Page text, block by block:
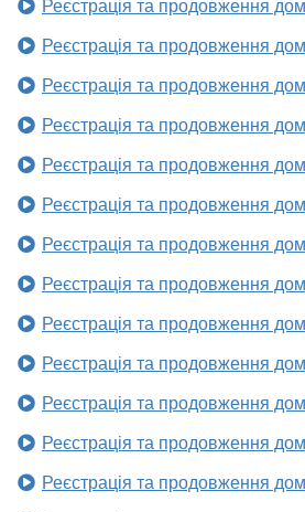
Реєстрація та продовження
Реєстрація та продовження
Реєстрація та продовження
Реєстрація та продовження
Реєстрація та продовження
Реєстрація та продовження
Реєстрація та продовження
Реєстрація та продовження
Реєстрація та продовження
Реєстрація та продовження
Реєстрація та продовження
Реєстрація та продовження
Реєстрація та продовження